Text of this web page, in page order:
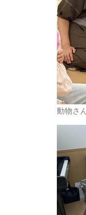
動物さ